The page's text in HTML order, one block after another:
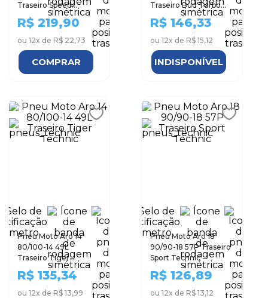
Traseiro Speed
Technic
R$ 219,90
ou 12x de R$ 22,73
COMPRAR
Traseiro Bud Turbo
Technic
R$ 146,33
ou 12x de R$ 15,12
INDISPONÍVEL
Pneu Moto Aro 14
80/100-14 49L
Traseiro Tiger
Technic
R$ 135,34
ou 12x de R$ 13,99
Pneu Moto Aro 18
90/90-18 57P Traseiro
Sport Technic
R$ 126,89
ou 12x de R$ 13,12